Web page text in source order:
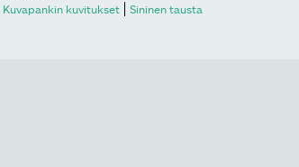
Kuvapankin kuvitukset Sininen tausta